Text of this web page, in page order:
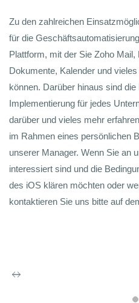
Zu den zahlreichen
für die
Plattform, mit der Sie Zoho Mail,
Dokumente, Kalender und
können. Darüber hinaus sind
Implementierung für jedes
darüber und vieles mehr
im Rahmen eines persönlichen
unserer Manager. Wenn Sie an
interessiert sind und die
des iOS klären möchten oder
kontaktieren Sie uns bitte auf